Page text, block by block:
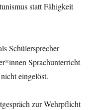
statt Fähigkeit
Schülersprecher
Sprachunterricht
eingelöst.
zur Wehrpflicht